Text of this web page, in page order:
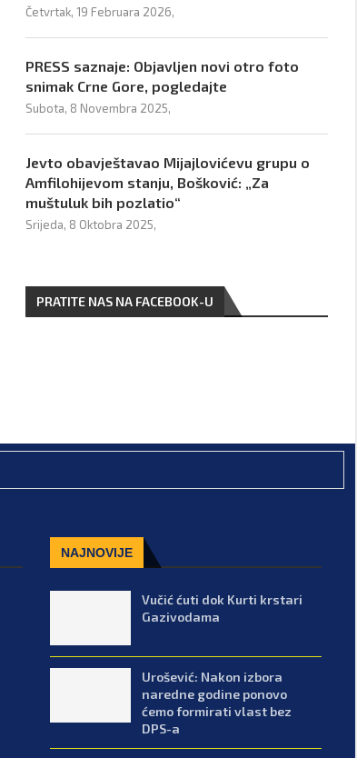
Četvrtak, 19 Februara 2026,
PRESS saznaje: Objavljen novi otro foto
snimak Crne Gore, pogledajte
Subota, 8 Novembra 2025,
Jevto obavještavao Mijajlovićevu grupu o
Amfilohijevom stanju, Bošković: „Za
muštuluk bih pozlatio“
Srijeda, 8 Oktobra 2025,
PRATITE NAS NA FACEBOOK-U
NAJNOVIJE
Vučić ćuti dok Kurti krstari
Gazivodama
Urošević: Nakon izbora
naredne godine ponovo
ćemo formirati vlast bez
DPS-a